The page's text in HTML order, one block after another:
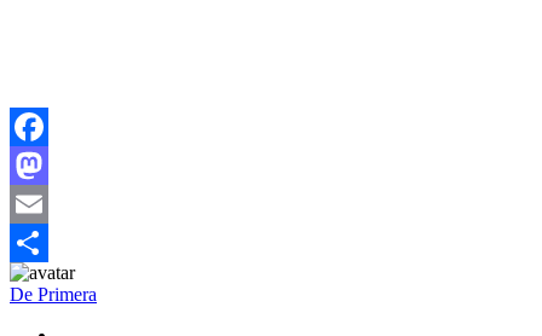
Facebook
Mastodon
Email
Compartir
De Primera